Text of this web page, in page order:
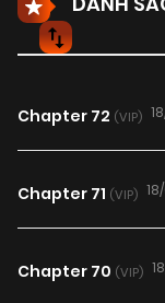
Chapter 72 (VIP)
Chapter 71 (VIP)
Chapter 70 (VIP)